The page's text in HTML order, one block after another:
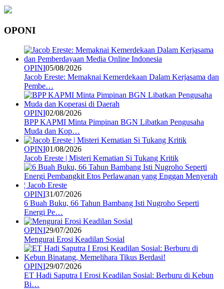
OPONI
OPINI05/08/2026
Jacob Ereste: Memaknai Kemerdekaan Dalam Kerjasama dan
Pembe…
OPINI02/08/2026
BPP KAPMI Minta Pimpinan BGN Libatkan Pengusaha
Muda dan Kop…
OPINI01/08/2026
Jacob Ereste | Misteri Kematian Si Tukang Kritik
OPINI31/07/2026
6 Buah Buku, 66 Tahun Bambang Isti Nugroho Seperti
Energi Pe…
OPINI29/07/2026
Mengurai Erosi Keadilan Sosial
OPINI29/07/2026
ET Hadi Saputra I Erosi Keadilan Sosial: Berburu di Kebun
Bi…